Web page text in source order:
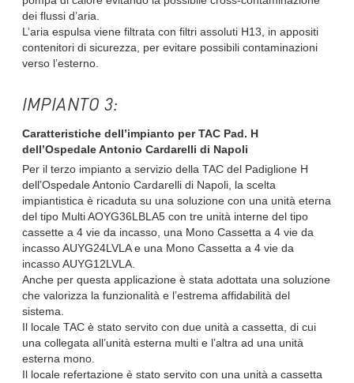
dei flussi d’aria.
L’aria espulsa viene filtrata con filtri assoluti H13, in appositi
contenitori di sicurezza, per evitare possibili contaminazioni
verso l’esterno.
IMPIANTO 3:
Caratteristiche dell’impianto per TAC Pad. H
dell’Ospedale Antonio Cardarelli di Napoli
Per il terzo impianto a servizio della TAC del Padiglione H
dell’Ospedale Antonio Cardarelli di Napoli, la scelta
impiantistica è ricaduta su una soluzione con una unità eterna
del tipo Multi AOYG36LBLA5 con tre unità interne del tipo
cassette a 4 vie da incasso, una Mono Cassetta a 4 vie da
incasso AUYG24LVLA e una Mono Cassetta a 4 vie da
incasso AUYG12LVLA.
Anche per questa applicazione è stata adottata una soluzione
che valorizza la funzionalità e l’estrema affidabilità del
sistema.
Il locale TAC è stato servito con due unità a cassetta, di cui
una collegata all’unità esterna multi e l’altra ad una unità
esterna mono.
Il locale refertazione è stato servito con una unità a cassetta